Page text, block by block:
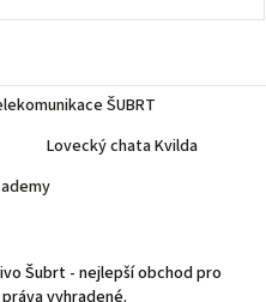
ŠUBRT
Lovecký chata Kvilda
Šubrt - nejlepší obchod pro
vyhradené.